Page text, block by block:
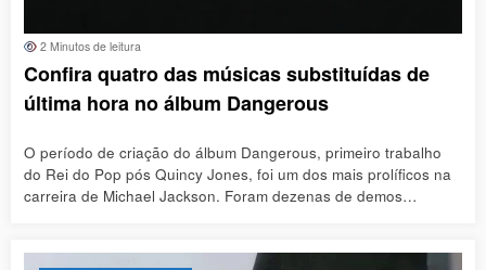
2 Minutos de leitura
Confira quatro das músicas substituídas de
última hora no álbum Dangerous
O período de criação do álbum Dangerous, primeiro trabalho
do Rei do Pop pós Quincy Jones, foi um dos mais prolíficos na
carreira de Michael Jackson. Foram dezenas de demos…